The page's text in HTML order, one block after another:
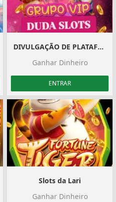
DIVULGAÇÃO DE PLATAFORMAS
Ganhar Dinheiro
ENTRAR
Slots da Lari
Ganhar Dinheiro